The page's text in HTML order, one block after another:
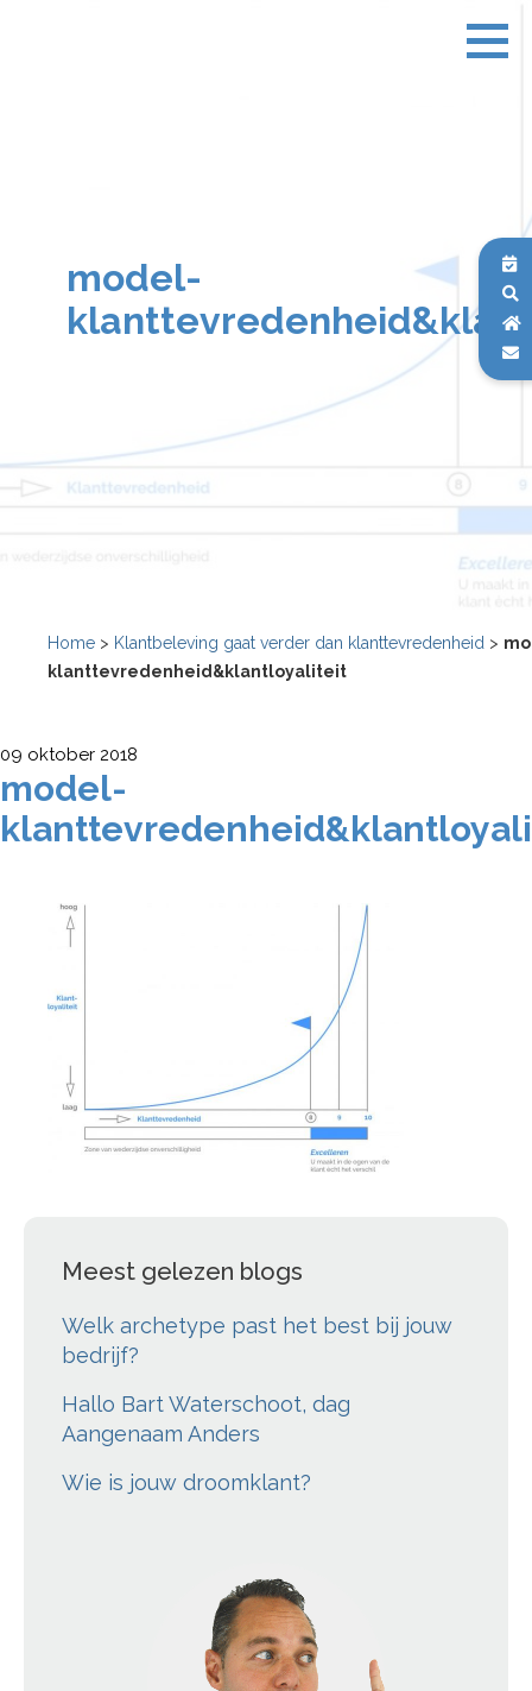
model-
Home > Klantbeleving gaat verder dan klanttevredenheid >
klanttevredenheid&klantloyaliteit
09 oktober 2018
model-
Meest gelezen blogs
Welk archetype past het best bij jouw
bedrijf?
Hallo Bart Waterschoot, dag
Aangenaam Anders
Wie is jouw droomklant?